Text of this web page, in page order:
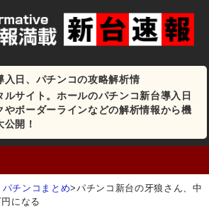
入日、パチンコの攻略解析情
サイト。ホールのパチンコ新台導入日
やボーダーラインなどの解析情報から機
開！
パチンコまとめ>パチンコ新台の牙狼さん、中
になる